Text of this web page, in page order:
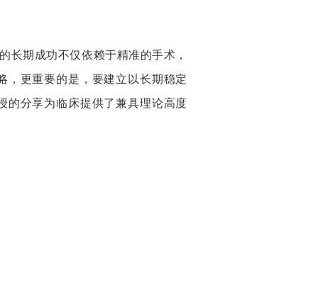
长期成功不仅依赖于精准的手术，
，更重要的是，要建立以长期稳定
的分享为临床提供了兼具理论高度